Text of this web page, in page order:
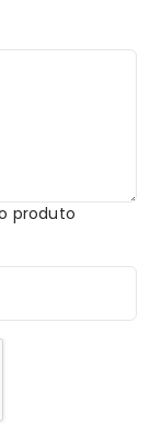
produto